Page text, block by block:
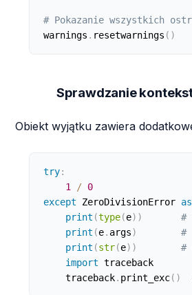
# Pokazanie wszystkich
warnings . resetwarnings ( )
Sprawdzanie
Obiekt wyjątku zawiera
try:
1
/ 0
except ZeroDivisionError as
print (type(e) )
#
print (e. args)
#
print (str(e) )
#
import traceback
    traceback
. print_exc( )